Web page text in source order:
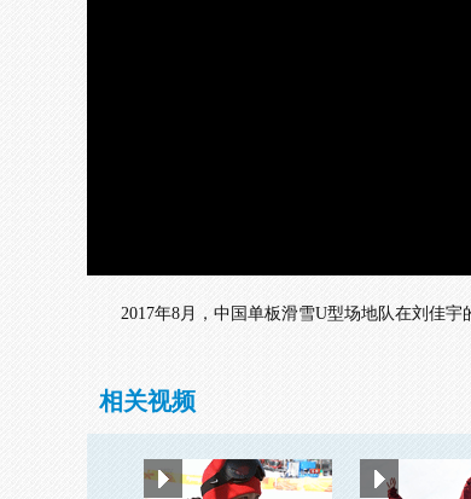
2017年8月，中国单板滑雪U型场地队在刘佳宇
相关视频